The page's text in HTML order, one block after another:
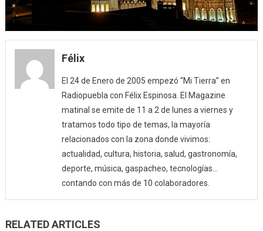
Félix
El 24 de Enero de 2005 empezó “Mi Tierra” en
Radiopuebla con Félix Espinosa. El Magazine
matinal se emite de 11 a 2 de lunes a viernes y
tratamos todo tipo de temas, la mayoría
relacionados con la zona donde vivimos:
actualidad, cultura, historia, salud, gastronomía,
deporte, música, gaspacheo, tecnologías…
contando con más de 10 colaboradores.
RELATED ARTICLES